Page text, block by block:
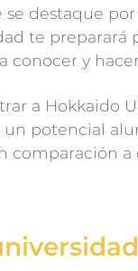
destaque
te
conocer y
a Hokkaido
potencial